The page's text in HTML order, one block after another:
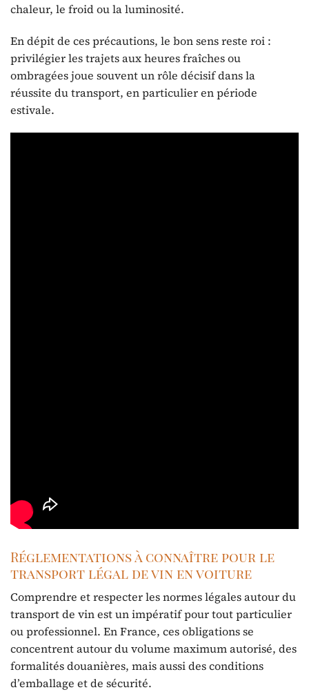
chaleur, le froid ou la luminosité.
En dépit de ces précautions, le bon sens reste roi :
privilégier les trajets aux heures fraîches ou
ombragées joue souvent un rôle décisif dans la
réussite du transport, en particulier en période
estivale.
Réglementations à connaître pour le
transport légal de vin en voiture
Comprendre et respecter les normes légales autour du
transport de vin est un impératif pour tout particulier
ou professionnel. En France, ces obligations se
concentrent autour du volume maximum autorisé, des
formalités douanières, mais aussi des conditions
d’emballage et de sécurité.